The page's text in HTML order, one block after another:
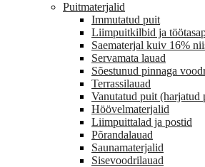
Puitmaterjalid
Immutatud puit
Liimpuitkilbid ja
Saematerjal kuiv 16%
Servamata lauad
Sõestunud pinnaga
Terrassilauad
Vanutatud puit (harjatud
Höövelmaterjalid
Liimpuittalad ja postid
Põrandalauad
Saunamaterjalid
Sisevoodrilauad